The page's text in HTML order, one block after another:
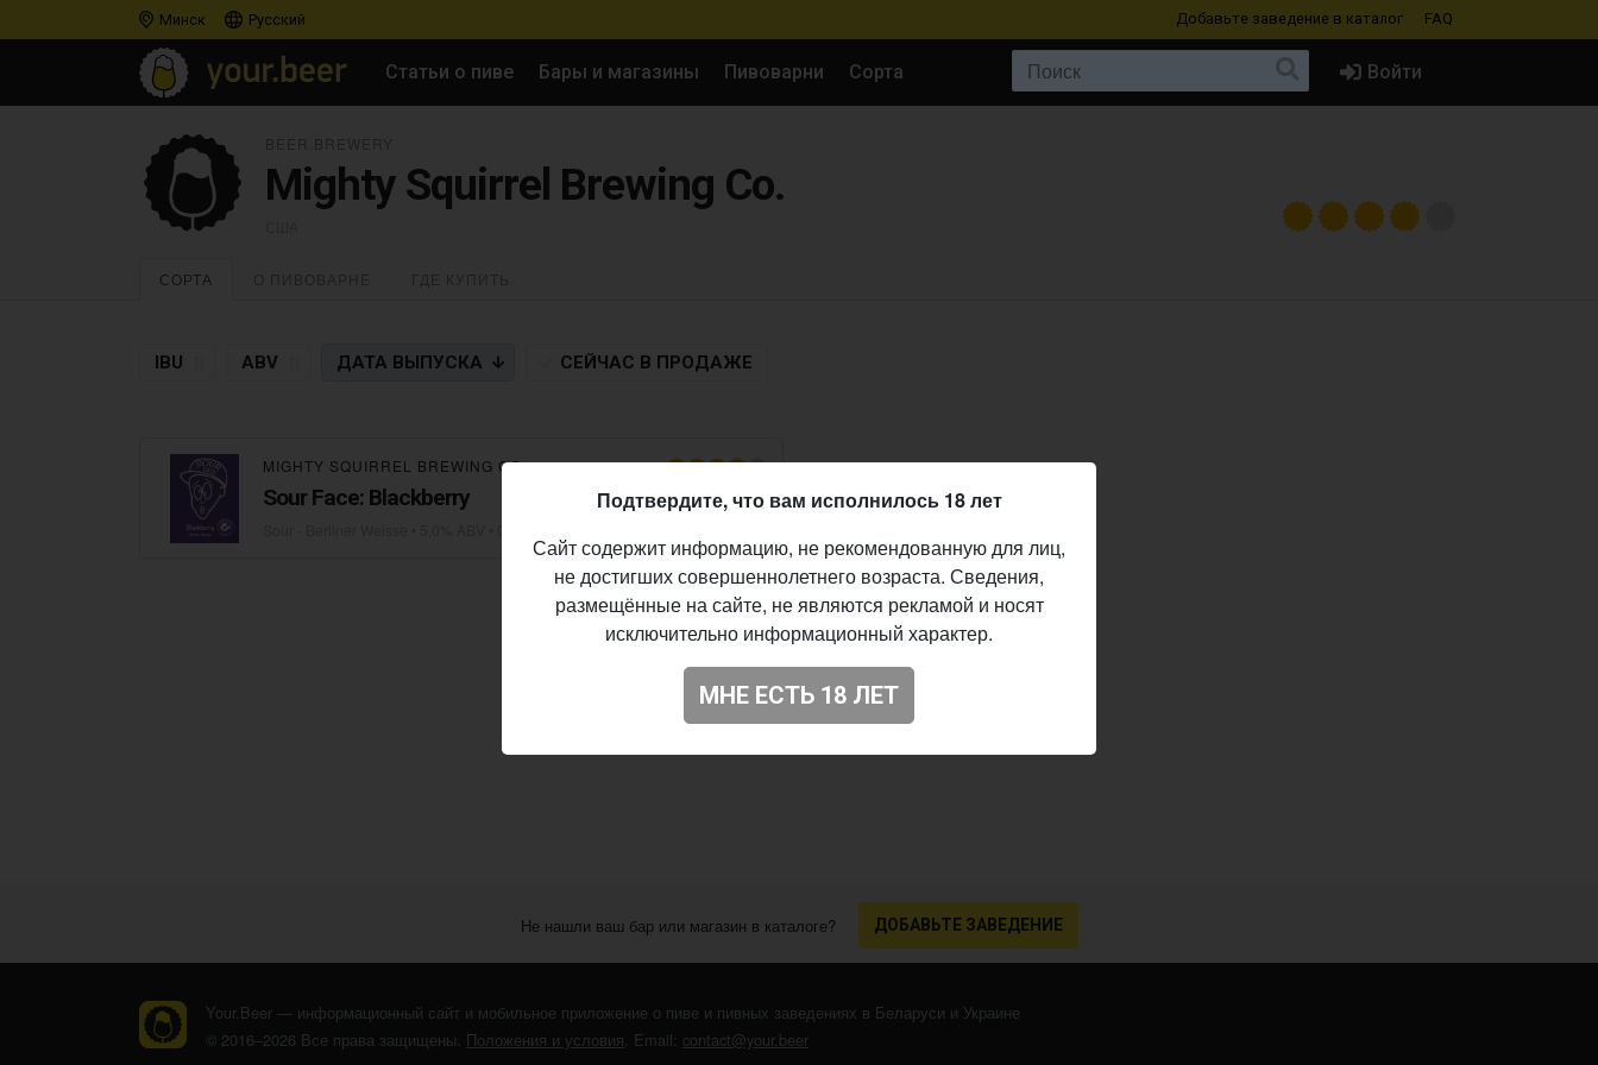
Минск Русский Добавьте заведение в каталог FAQ
Статьи о пиве Бары и магазины Пивоварни Сорта Войти
Mighty Squirrel Brewing Co.
СОРТА
IBU ABV ДАТА ВЫПУСКА СЕЙЧАС В ПРОДАЖЕ
MIGHTY SQUIRREL BREWING CO.
Sour Face: Blackberry
Не нашли ваш бар или магазин в каталоге? ДОБАВЬТЕ ЗАВЕДЕНИЕ
Your.Beer — информационный сайт и мобильное приложение о пиве и пивных заведениях в Беларуси и Украине
© 2016–2026 Все права защищены. Положения и условия. Email: contact@your.beer
Подтвердите, что вам исполнилось 18 лет
Сайт содержит информацию, не рекомендованную для лиц,
не достигших совершеннолетнего возраста. Сведения,
размещённые на сайте, не являются рекламой и носят
исключительно информационный характер.
МНЕ ЕСТЬ 18 ЛЕТ